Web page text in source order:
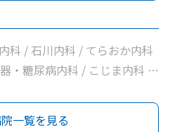
科 / 石川内科 / てらおか内科
・糖尿病内科 / こじま内科 /
一覧を見る